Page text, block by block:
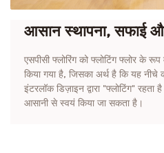
आसान स्थापना, सफाई
एसपीसी फ्लोरिंग को फ्लोटिंग फ्लोर के
किया गया है, जिसका अर्थ है कि यह नीचे
इंटरलॉक डिज़ाइन द्वारा "फ्लोटिंग"
आसानी से स्वयं किया जा सकता है।